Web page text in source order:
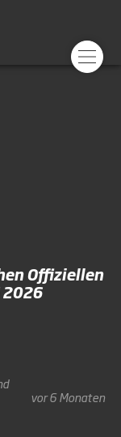
Offiziellen
2026
vor 6 Monaten